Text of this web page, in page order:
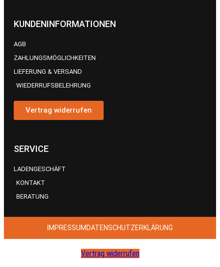
KUNDENINFORMATIONEN
AGB
ZAHLUNGSMÖGLICHKEITEN
LIEFERUNG & VERSAND
WIEDERRUFSBELEHRUNG
Vertrag widerrufen
SERVICE
LADENGESCHÄFT
KONTAKT
BERATUNG
IMPRESSUM DATENSCHUTZERKLÄRUNG
Vertrag widerrufen